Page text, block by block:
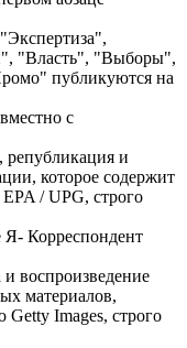
"Власть", "Выборы",
публикуются на
с
и
которое содержит
/ UPG, строго
Я- Корреспондент
воспроизведение
материалов,
Images, строго